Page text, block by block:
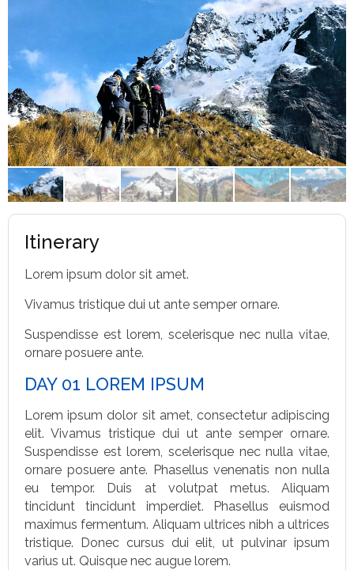
Itinerary
Lorem ipsum dolor sit amet.
Vivamus tristique dui ut ante semper ornare.
Suspendisse est lorem, scelerisque nec nulla vitae,
ornare posuere ante.
DAY 01 LOREM IPSUM
Lorem ipsum dolor sit amet, consectetur adipiscing
elit. Vivamus tristique dui ut ante semper ornare.
Suspendisse est lorem, scelerisque nec nulla vitae,
ornare posuere ante. Phasellus venenatis non nulla
eu tempor. Duis at volutpat metus. Aliquam
tincidunt tincidunt imperdiet. Phasellus euismod
maximus fermentum. Aliquam ultrices nibh a ultrices
tristique. Donec cursus dui elit, ut pulvinar ipsum
varius ut. Quisque nec augue lorem.